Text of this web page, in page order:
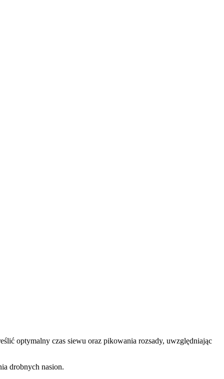
optymalny czas siewu oraz pikowania rozsady, uwzględniając
drobnych nasion.